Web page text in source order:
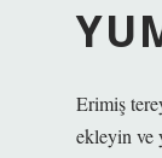
Erimiş
ekleyin ve